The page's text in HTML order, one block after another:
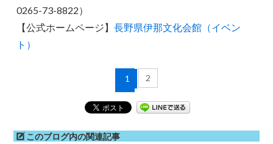
0265-73-8822）
【公式ホームページ】長野県伊那文化会館（イベン
ト）
1 2
このブログ内の関連記事